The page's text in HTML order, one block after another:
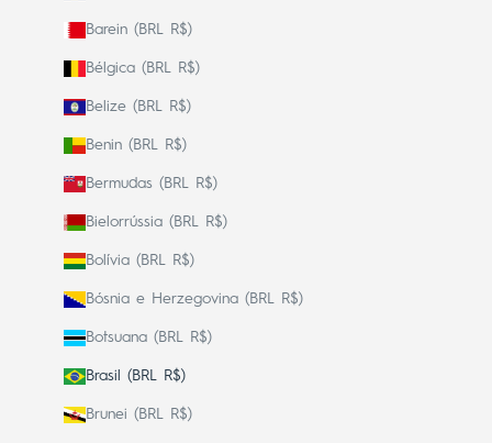
Barein (BRL R$)
Bélgica (BRL R$)
Belize (BRL R$)
Benin (BRL R$)
Bermudas (BRL R$)
Bielorrússia (BRL R$)
Bolívia (BRL R$)
Bósnia e Herzegovina (BRL R$)
Botsuana (BRL R$)
Brasil (BRL R$)
Brunei (BRL R$)